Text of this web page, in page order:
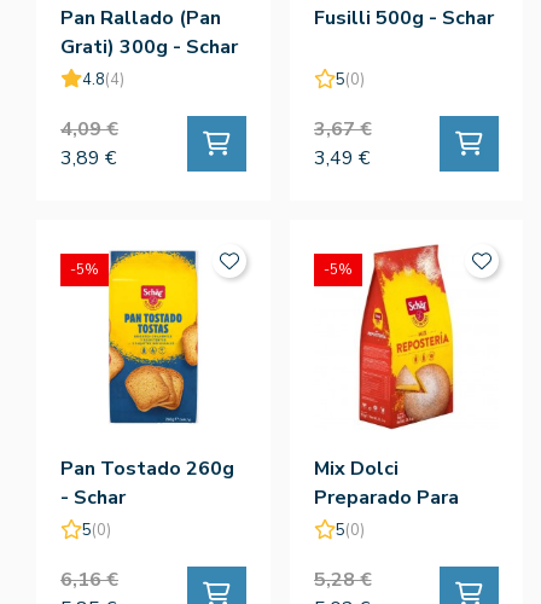
Pan Rallado (Pan
Grati) 300g - Schar
4.8(4)
4,09 €
3,89 €
Fusilli 500g - Schar
5(0)
3,67 €
3,49 €
Pan Tostado 260g
- Schar
5(0)
6,16 €
-5%
Mix Dolci
Preparado Para
Reposteria 1kg -
5(0)
5,28 €
-5%